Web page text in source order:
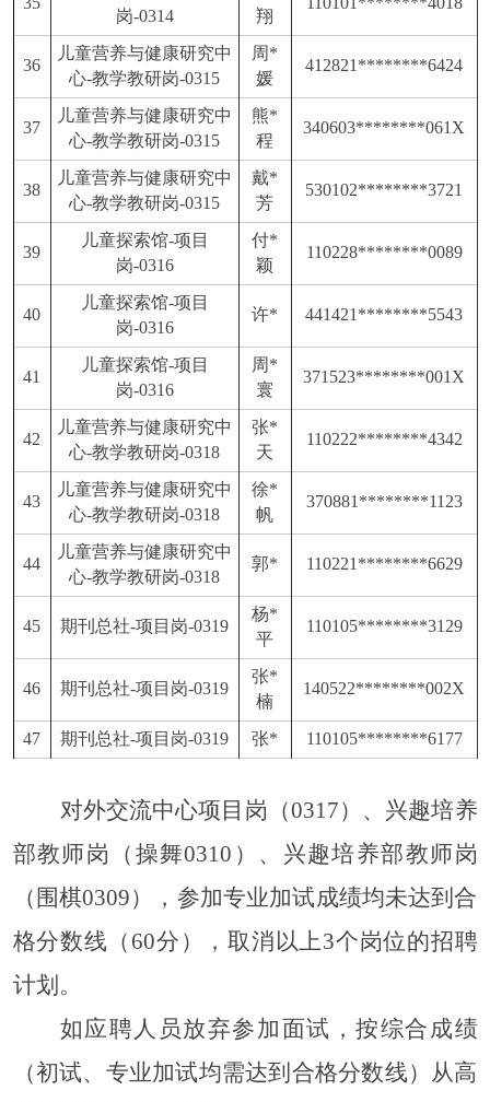
岗-0314 翔
36
儿童营养与健康研究中
心-教学教研岗-0315
周 *
媛
412821********6424
37
儿童营养与健康研究中
心-教学教研岗-0315
熊*
程
340603********061X
38
儿童营养与健康研究中
心-教学教研岗-0315
戴*
芳
530102********3721
39
儿童探索馆-项目
岗-0316
付*
颖
110228********0089
40
儿童探索馆-项目
岗-0316
许* 441421********5543
41
儿童探索馆-项目
岗-0316
周 *
寰
371523********001X
42
儿童营养与健康研究中
心-教学教研岗-0318
张*
天
110222********4342
43
儿童营养与健康研究中
心-教学教研岗-0318
徐*
帆
370881********1123
44
儿童营养与健康研究中
心-教学教研岗-0318
郭* 110221********6629
45 期刊总社-项目岗-0319
杨*
平
110105********3129
46 期刊总社-项目岗-0319
张*
楠
140522********002X
47 期刊总社-项目岗-0319 张* 110105********6177
对外交流中心项目岗（0317）、兴趣培养
部教师岗（操舞0310）、兴趣培养部教师岗
（围棋0309），参加专业加试成绩均未达到合
格分数线（60分），取消以上3个岗位的招聘
计划。
如应聘人员放弃参加面试，按综合成绩
（初试、专业加试均需达到合格分数线）从高